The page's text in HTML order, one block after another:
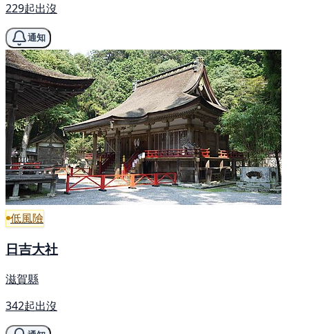
229起出沒
通知
低風險
日吉大社
滋賀縣
342起出沒